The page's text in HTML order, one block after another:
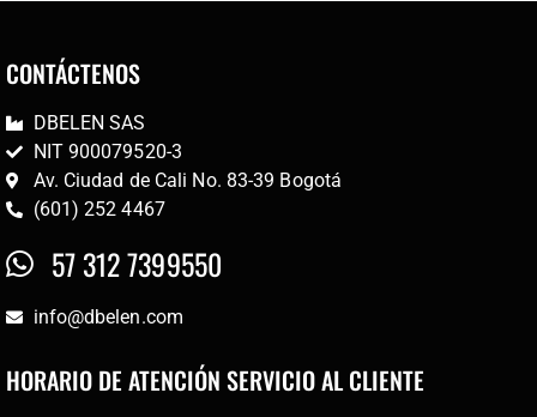
CONTÁCTENOS
DBELEN SAS
NIT 900079520-3
Av. Ciudad de Cali No. 83-39 Bogotá
(601) 252 4467
57 312 7399550
info@dbelen.com
HORARIO DE ATENCIÓN SERVICIO AL CLIENTE